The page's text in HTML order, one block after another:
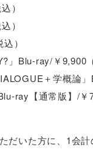
）
）
）
」Blu-ray/￥9,900
＋学概論」
ray【通常版】/￥
だいた方に、1会